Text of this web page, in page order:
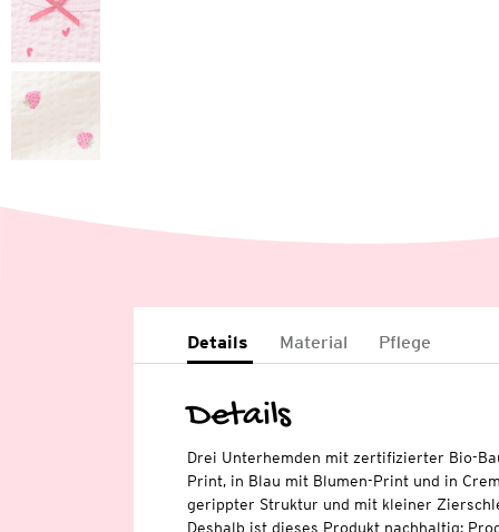
Details Material Pflege
Details
Drei Unterhemden mit zertifizierter Bio-
Print, in Blau mit Blumen-Print und in
gerippter Struktur und mit kleiner
Deshalb ist dieses Produkt nachhaltig: